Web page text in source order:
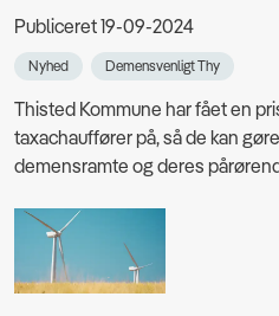
Publiceret 19-09-2024
Nyhed Demensvenligt Thy
Thisted Kommune har fået en
taxachauffører på, så de kan
demensramte og deres